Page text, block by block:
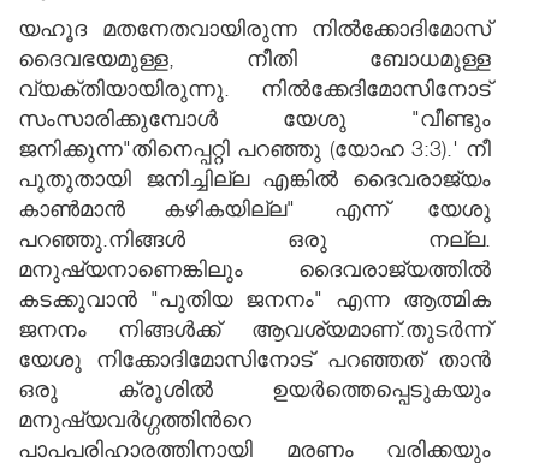
യഹൂദ മതനേതവായിരുന്ന നില്‍ക്കോദിമോസ്
ദൈവഭയമുള്ള, നീതി ബോധമുള്ള
വ്യക്തിയായിരുന്നു. നില്‍ക്കേദിമോസിനോട്
സംസാരിക്കുമ്പോള്‍ യേശു "വീണ്ടും
ജനിക്കുന്ന"തിനെപ്പറ്റി പറഞ്ഞു (യോഹ 3:3).' നീ
പുതുതായി ജനിച്ചില്ല എങ്കില്‍ ദൈവരാജ്യം
കാണ്‍മാന്‍ കഴികയില്ല" എന്ന് യേശു
പറഞ്ഞു.നിങ്ങള്‍ ഒരു നല്ല.
മനുഷ്യനാണെങ്കിലും ദൈവരാജ്യത്തില്‍
കടക്കുവാന്‍ "പുതിയ ജനനം" എന്ന ആത്മിക
ജനനം നിങ്ങള്‍ക്ക് ആവശ്യമാണ്.തുട‍‍‍ര്‍ന്ന്
യേശു നിക്കോദിമോസിനോട് പറഞ്ഞത് താന്‍
ഒരു ക്രൂശില്‍ ഉയ‍‌ര്‍ത്തെപ്പെടുകയും
മനുഷ്യവര്‍ഗ്ഗത്തിന്‍റെ
പാപപരിഹാരത്തിനായി മരണം വരിക്കയും